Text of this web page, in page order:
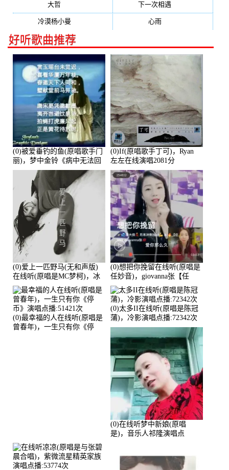
大哲 下一次相遇
冷漠杨小曼 心雨(232)
好听歌曲推荐
(0)被爱垂钓的鱼(原唱歌手门
丽)，梦中金铃《病中无法回
复大家》在线演唱3586分
(0)If(原唱歌手丁可)，Ryan
左左在线演唱2081分
(0)爱上一匹野马(无和声版)
在线听(原唱是MC梦柯)，冰
鑫Asce演唱点播:178815次
(0)想把你挽留在线听(原唱是
任妙音)，giovanna张【任
96】演唱点播:60173次
(0)最幸福的人在线听(原唱是
曾春年)，一生只有你《停
(0)太多II在线听(原唱是陈冠
蒲)，冷影演唱点播:72342次
(0)在线听梦中新娘(原唱
是)，音乐人祁隆演唱点